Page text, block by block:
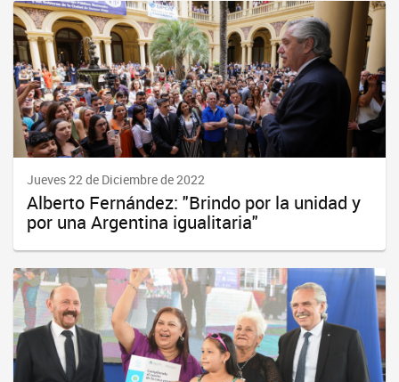
Jueves 22 de Diciembre de 2022
Alberto Fernández: "Brindo por la unidad y
por una Argentina igualitaria"